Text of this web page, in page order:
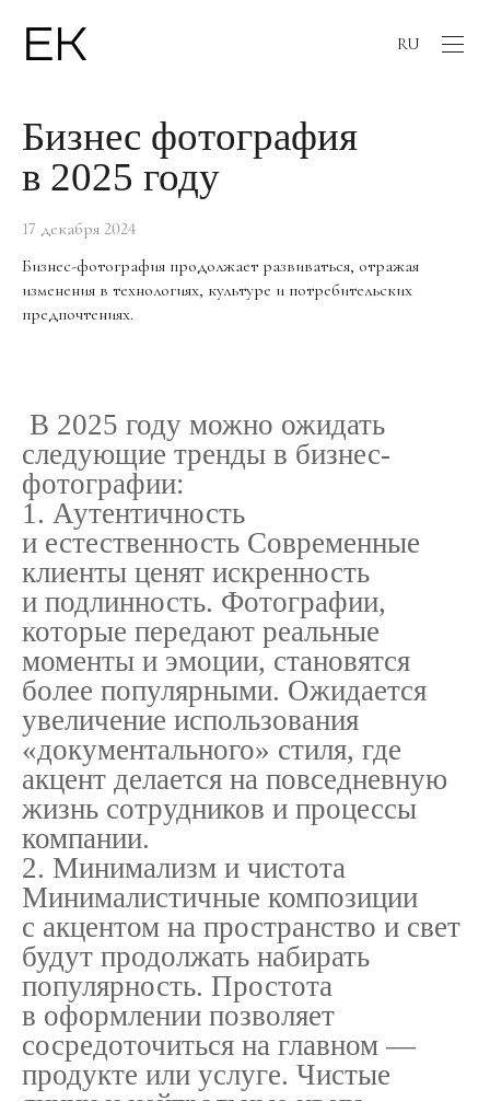
RU
Бизнес фотография
в 2025 году
17 декабря 2024
Бизнес-фотография продолжает развиваться, отражая
изменения в технологиях, культуре и потребительских
предпочтениях.
В 2025 году можно ожидать
следующие тренды в бизнес-
фотографии:
1. Аутентичность
и естественность Современные
клиенты ценят искренность
и подлинность. Фотографии,
которые передают реальные
моменты и эмоции, становятся
более популярными. Ожидается
увеличение использования
«документального» стиля, где
акцент делается на повседневную
жизнь сотрудников и процессы
компании.
2. Минимализм и чистота
Минималистичные композиции
с акцентом на пространство и свет
будут продолжать набирать
популярность. Простота
в оформлении позволяет
сосредоточиться на главном —
продукте или услуге. Чистые